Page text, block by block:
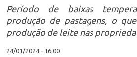
Período de baixas
produção de pastagens, o
produção de leite nas
24/01/2024 - 16:00